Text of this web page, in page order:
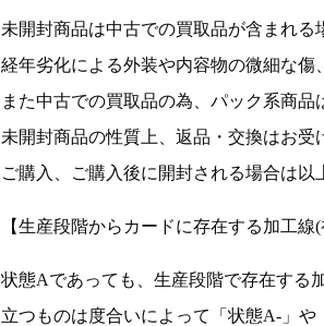
未開封商品は中古での買取品が含まれる
経年劣化による外装や内容物の微細な傷
また中古での買取品の為、パック系商品
未開封商品の性質上、返品・交換はお受
ご購入、ご購入後に開封される場合は以
【生産段階からカードに存在する加工線(
状態Aであっても、生産段階で存在する
立つものは度合いによって「状態A-」や